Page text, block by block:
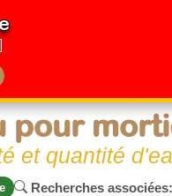
pour
et quantité
Recherches associées: